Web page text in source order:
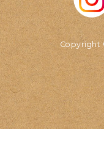
Copyright